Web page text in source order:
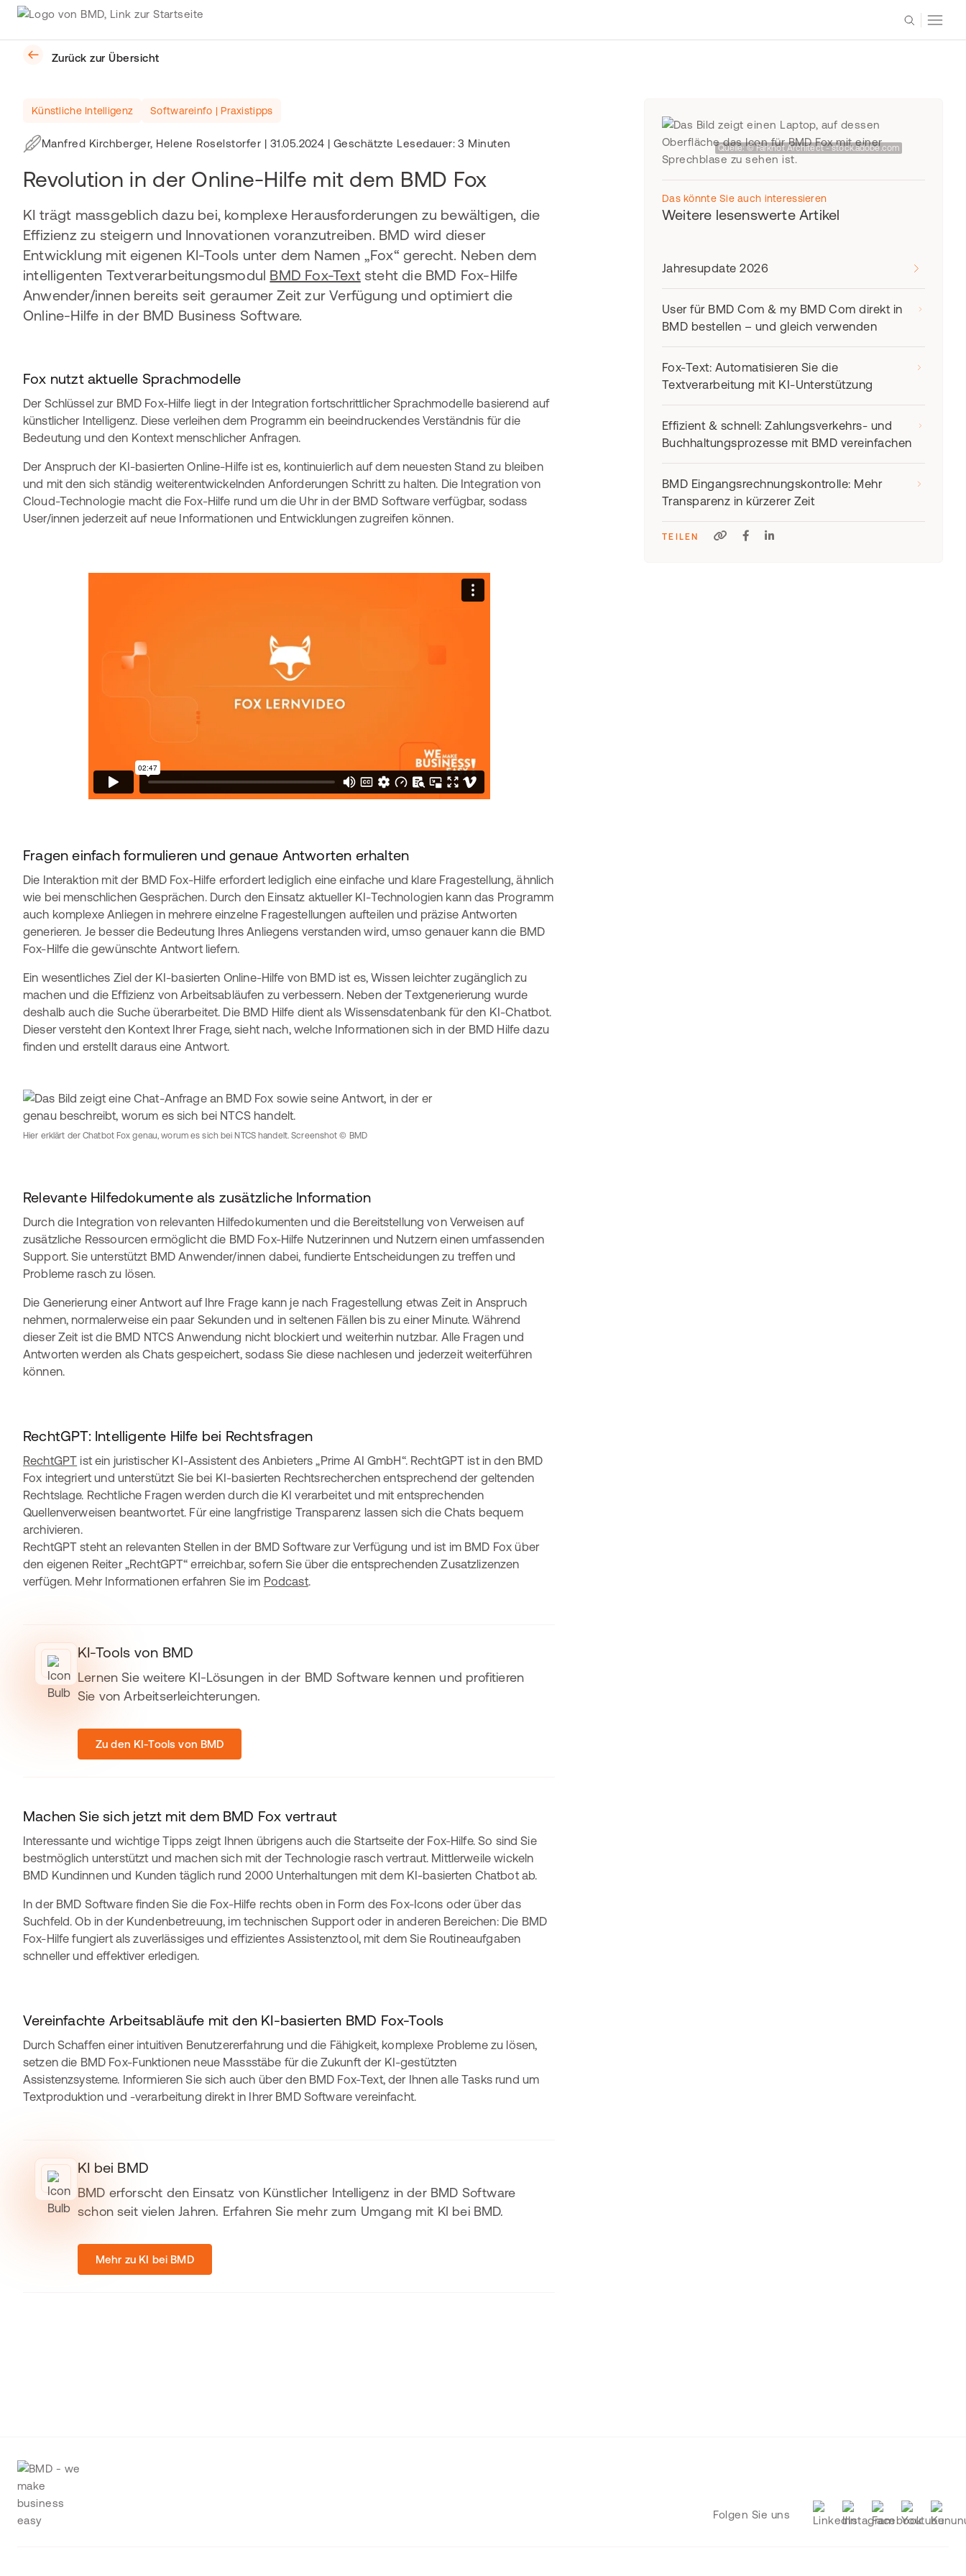
Zurück zur Übersicht
Künstliche Intelligenz Softwareinfo | Praxistipps
Manfred Kirchberger, Helene Roselstorfer | 31.05.2024 | Geschätzte Lesedauer: 3 Minuten
Revolution in der Online-Hilfe mit dem BMD Fox
KI trägt massgeblich dazu bei, komplexe Herausforderungen zu bewältigen, die
Effizienz zu steigern und Innovationen voranzutreiben. BMD wird dieser
Entwicklung mit eigenen KI-Tools unter dem Namen „Fox“ gerecht. Neben dem
intelligenten Textverarbeitungsmodul BMD Fox-Textsteht die BMD Fox-Hilfe
Anwender/innen bereits seit geraumer Zeit zur Verfügung und optimiert die
Online-Hilfe in der BMD Business Software.
Fox nutzt aktuelle Sprachmodelle
Der Schlüssel zur BMD Fox-Hilfe liegt in der Integration fortschrittlicher Sprachmodelle basierend auf
künstlicher Intelligenz. Diese verleihen dem Programm ein beeindruckendes Verständnis für die
Bedeutung und den Kontext menschlicher Anfragen.
Der Anspruch der KI-basierten Online-Hilfe ist es, kontinuierlich auf dem neuesten Stand zu bleiben
und mit den sich ständig weiterentwickelnden Anforderungen Schritt zu halten. Die Integration von
Cloud-Technologie macht die Fox-Hilfe rund um die Uhr in der BMD Software verfügbar, sodass
User/innen jederzeit auf neue Informationen und Entwicklungen zugreifen können.
Fragen einfach formulieren und genaue Antworten erhalten
Die Interaktion mit der BMD Fox-Hilfe erfordert lediglich eine einfache und klare Fragestellung, ähnlich
wie bei menschlichen Gesprächen. Durch den Einsatz aktueller KI-Technologien kann das Programm
auch komplexe Anliegen in mehrere einzelne Fragestellungen aufteilen und präzise Antworten
generieren. Je besser die Bedeutung Ihres Anliegens verstanden wird, umso genauer kann die BMD
Fox-Hilfe die gewünschte Antwort liefern.
Ein wesentliches Ziel der KI-basierten Online-Hilfe von BMD ist es, Wissen leichter zugänglich zu
machen und die Effizienz von Arbeitsabläufen zu verbessern. Neben der Textgenerierung wurde
deshalb auch die Suche überarbeitet. Die BMD Hilfe dient als Wissensdatenbank für den KI-Chatbot.
Dieser versteht den Kontext Ihrer Frage, sieht nach, welche Informationen sich in der BMD Hilfe dazu
finden und erstellt daraus eine Antwort.
Hier erklärt der Chatbot Fox genau, worum es sich bei NTCS handelt. Screenshot © BMD
Relevante Hilfedokumente als zusätzliche Information
Durch die Integration von relevanten Hilfedokumenten und die Bereitstellung von Verweisen auf
zusätzliche Ressourcen ermöglicht die BMD Fox-Hilfe Nutzerinnen und Nutzern einen umfassenden
Support. Sie unterstützt BMD Anwender/innen dabei, fundierte Entscheidungen zu treffen und
Probleme rasch zu lösen.
Die Generierung einer Antwort auf Ihre Frage kann je nach Fragestellung etwas Zeit in Anspruch
nehmen, normalerweise ein paar Sekunden und in seltenen Fällen bis zu einer Minute. Während
dieser Zeit ist die BMD NTCS Anwendung nicht blockiert und weiterhin nutzbar. Alle Fragen und
Antworten werden als Chats gespeichert, sodass Sie diese nachlesen und jederzeit weiterführen
können.
RechtGPT: Intelligente Hilfe bei Rechtsfragen
RechtGPT ist ein juristischer KI-Assistent des Anbieters „Prime AI GmbH“. RechtGPT ist in den BMD
Fox integriert und unterstützt Sie bei KI-basierten Rechtsrecherchen entsprechend der geltenden
Rechtslage. Rechtliche Fragen werden durch die KI verarbeitet und mit entsprechenden
Quellenverweisen beantwortet. Für eine langfristige Transparenz lassen sich die Chats bequem
archivieren.
RechtGPT steht an relevanten Stellen in der BMD Software zur Verfügung und ist im BMD Fox über
den eigenen Reiter „RechtGPT“ erreichbar, sofern Sie über die entsprechenden Zusatzlizenzen
verfügen. Mehr Informationen erfahren Sie im Podcast.
KI-Tools von BMD
Lernen Sie weitere KI-Lösungen in der BMD Software kennen und profitieren
Sie von Arbeitserleichterungen.
Zu den KI-Tools von BMD
Machen Sie sich jetzt mit dem BMD Fox vertraut
Interessante und wichtige Tipps zeigt Ihnen übrigens auch die Startseite der Fox-Hilfe. So sind Sie
bestmöglich unterstützt und machen sich mit der Technologie rasch vertraut. Mittlerweile wickeln
BMD Kundinnen und Kunden täglich rund 2000 Unterhaltungen mit dem KI-basierten Chatbot ab.
In der BMD Software finden Sie die Fox-Hilfe rechts oben in Form des Fox-Icons oder über das
Suchfeld. Ob in der Kundenbetreuung, im technischen Support oder in anderen Bereichen: Die BMD
Fox-Hilfe fungiert als zuverlässiges und effizientes Assistenztool, mit dem Sie Routineaufgaben
schneller und effektiver erledigen.
Vereinfachte Arbeitsabläufe mit den KI-basierten BMD Fox-Tools
Durch Schaffen einer intuitiven Benutzererfahrung und die Fähigkeit, komplexe Probleme zu lösen,
setzen die BMD Fox-Funktionen neue Massstäbe für die Zukunft der KI-gestützten
Assistenzsysteme. Informieren Sie sich auch über den BMD Fox-Text, der Ihnen alle Tasks rund um
Textproduktion und -verarbeitung direkt in Ihrer BMD Software vereinfacht.
KI bei BMD
BMD erforscht den Einsatz von Künstlicher Intelligenz in der BMD Software
schon seit vielen Jahren. Erfahren Sie mehr zum Umgang mit KI bei BMD.
Mehr zu KI bei BMD
Quelle: © Farknot Architect - stock.adobe.com
Das könnte Sie auch interessieren
Weitere lesenswerte Artikel
Jahresupdate 2026
User für BMD Com & my BMD Com direkt in
BMD bestellen – und gleich verwenden
Fox-Text: Automatisieren Sie die
Textverarbeitung mit KI-Unterstützung
Effizient & schnell: Zahlungsverkehrs- und
Buchhaltungsprozesse mit BMD vereinfachen
BMD Eingangsrechnungskontrolle: Mehr
Transparenz in kürzerer Zeit
TEILEN
Folgen Sie uns